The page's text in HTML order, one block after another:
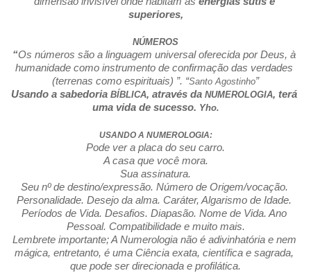
superiores,
NÚMEROS
“Os números são a linguagem universal oferecida por Deus, à
humanidade como instrumento de confirmação das verdades
(terrenas como espirituais) ”. “Santo Agostinho”
Usando a sabedoria BÍBLICA, através da NUMEROLOGIA, terá
uma vida de sucesso. Yho.
USANDO A NUMEROLOGIA:
Pode ver a placa do seu carro.
A casa que você mora.
Sua assinatura.
Seu nº de destino/expressão. Número de Origem/vocação.
Personalidade. Desejo da alma. Caráter, Algarismo de Idade.
Períodos de Vida. Desafios. Diapasão. Nome de Vida. Ano
Pessoal. Compatibilidade e muito mais.
Lembrete importante; A Numerologia não é adivinhatória e nem
mágica, entretanto, é uma Ciência exata, científica e sagrada,
que pode ser direcionada e profilática.